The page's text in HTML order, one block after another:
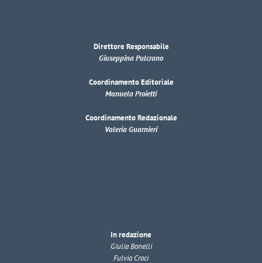
Direttore Responsabile
Giuseppina Pulcrano
Coordinamento Editoriale
Manuela Proietti
Coordinamento Redazionale
Valeria Guarnieri
In redazione
Giulia Bonelli
Fulvia Croci